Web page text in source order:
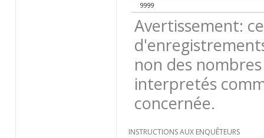
9999
Avertissement:
non des
interpretés
concernée.
INSTRUCTIONS AUX ENQUÊTEURS